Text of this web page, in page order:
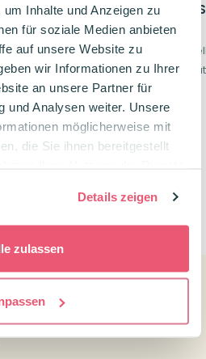
Inhalte und Anzeigen zu
für soziale Medien anbieten
auf unsere Website zu
wir Informationen zu Ihrer
an unsere Partner für
und Analysen weiter. Unsere
möglicherweise mit
die Sie ihnen bereitgestellt
Details zeigen
zulassen
Inklusive Dose mit Ersatzteilen und Minen
Faber Castell Zirkel
Shiny Blackstone
Qualität-
12,34€